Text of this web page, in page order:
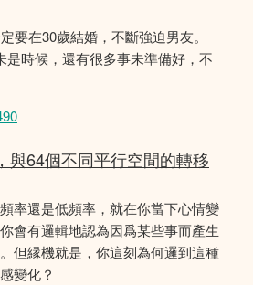
要在30歲結婚，不斷強迫男友。
是時候，還有很多事未準備好，不
與64個不同平行空間的轉移
率還是低頻率，就在你當下心情變
會有邏輯地認為因爲某些事而產生
但縁機就是，你這刻為何邏到這種
變化？